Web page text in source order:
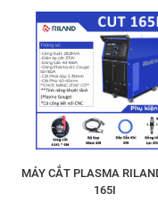
MÁY CẮT PLASMA
165I